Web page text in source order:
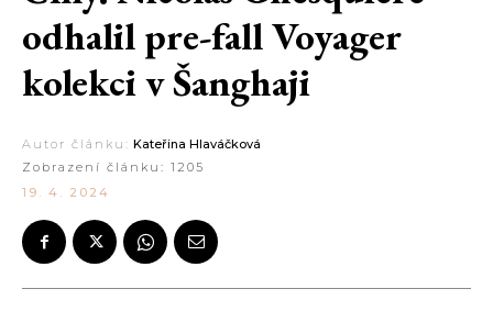
odhalil pre-fall Voyager
kolekci v Šanghaji
Autor článku: Kateřina Hlaváčková
Zobrazení článku: 1205
19. 4. 2024